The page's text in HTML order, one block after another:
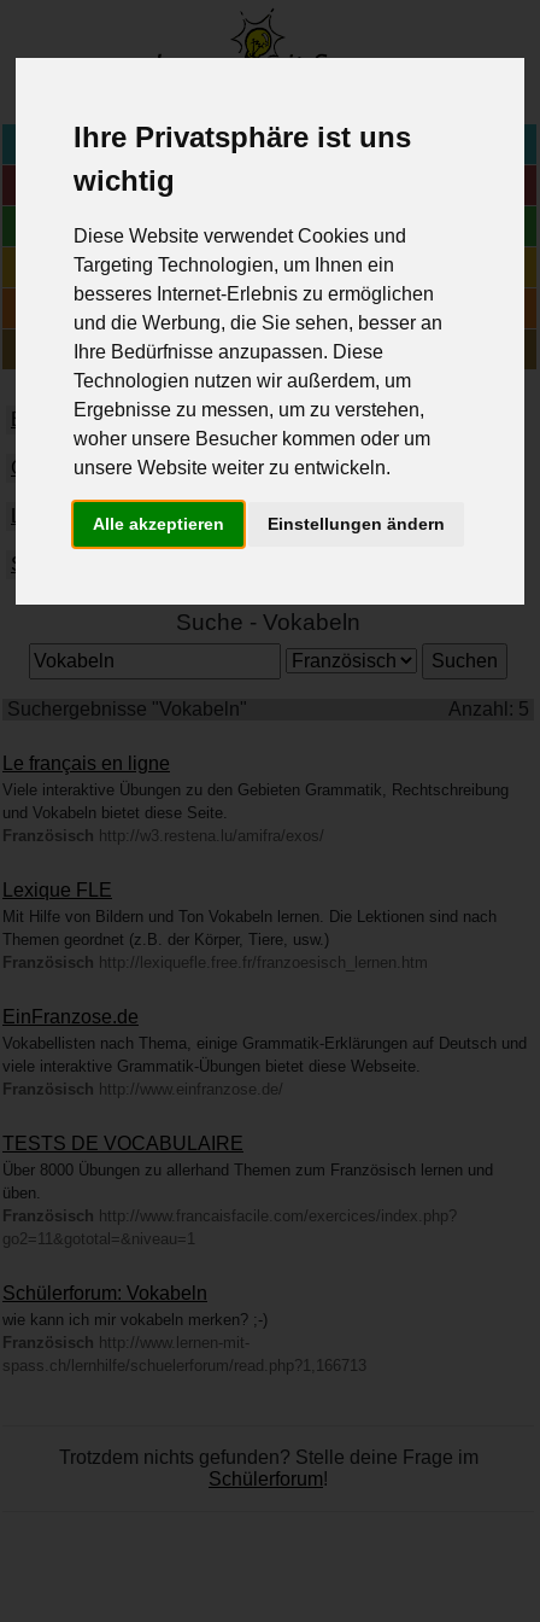
Ihre Privatsphäre ist uns
wichtig
Diese Website verwendet Cookies und
Targeting Technologien, um Ihnen ein
besseres Internet-Erlebnis zu ermöglichen
und die Werbung, die Sie sehen, besser an
Ihre Bedürfnisse anzupassen. Diese
Technologien nutzen wir außerdem, um
Ergebnisse zu messen, um zu verstehen,
woher unsere Besucher kommen oder um
unsere Website weiter zu entwickeln.
Alle akzeptieren Einstellungen ändern
Home
Blog
Online-Übungen
Geschichten
Über uns
Biologie Chemie Deutsch Englisch Französisch
Geographie Geschichte Informatik Italienisch
Mathematik Physik Religion
Spanisch
Suche - Vokabeln
Suchergebnisse "Vokabeln" Anzahl: 5
Le français en ligne
Viele interaktive Übungen zu den Gebieten Grammatik, Rechtschreibung
und Vokabeln bietet diese Seite.
Französisch http://w3.restena.lu/amifra/exos/
Lexique FLE
Mit Hilfe von Bildern und Ton Vokabeln lernen. Die Lektionen sind nach
Themen geordnet (z.B. der Körper, Tiere, usw.)
Französisch http://lexiquefle.free.fr/franzoesisch_lernen.htm
EinFranzose.de
Vokabellisten nach Thema, einige Grammatik-Erklärungen auf Deutsch und
viele interaktive Grammatik-Übungen bietet diese Webseite.
Französisch http://www.einfranzose.de/
TESTS DE VOCABULAIRE
Über 8000 Übungen zu allerhand Themen zum Französisch lernen und
üben.
Französisch http://www.francaisfacile.com/exercices/index.php?
go2=11&gototal=&niveau=1
Schülerforum: Vokabeln
wie kann ich mir vokabeln merken? ;-)
Französisch http://www.lernen-mit-
spass.ch/lernhilfe/schuelerforum/read.php?1,166713
Trotzdem nichts gefunden? Stelle deine Frage im
Schülerforum!